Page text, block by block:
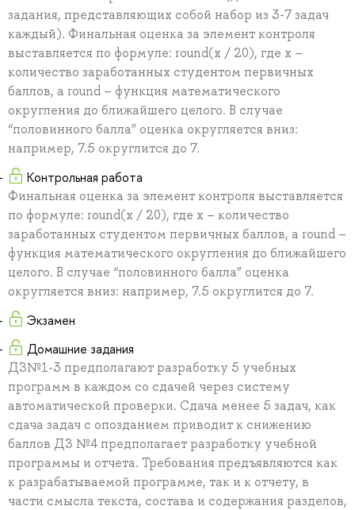
задания, представляющих собой набор из 3-7 задач
каждый). Финальная оценка за элемент контроля
выставляется по формуле: round(x / 20), где x –
количество заработанных студентом первичных
баллов, а round – функция математического
округления до ближайшего целого. В случае
“половинного балла” оценка округляется вниз:
например, 7.5 округлится до 7.
Контрольная работа
Финальная оценка за элемент контроля выставляется
по формуле: round(x / 20), где x – количество
заработанных студентом первичных баллов, а round –
функция математического округления до ближайшего
целого. В случае “половинного балла” оценка
округляется вниз: например, 7.5 округлится до 7.
Экзамен
Домашние задания
ДЗ№1-3 предполагают разработку 5 учебных
программ в каждом со сдачей через систему
автоматической проверки. Сдача менее 5 задач, как
сдача задач с опозданием приводит к снижению
баллов ДЗ №4 предполагает разработку учебной
программы и отчета. Требования предъявляются как
к разрабатываемой программе, так и к отчету, в
части смысла текста, состава и содержания разделов,